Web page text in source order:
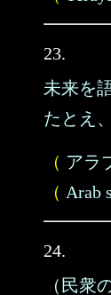
23.
未来を
たとえ
（ アラ
（ Arab
24.
（民衆